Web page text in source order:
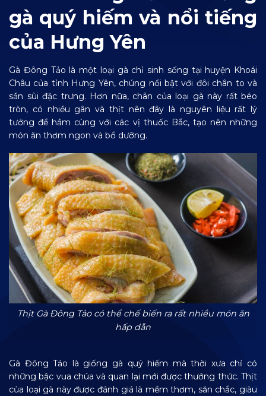
gà quý hiếm và nổi tiếng
của Hưng Yên
Gà Đông Tảo là một loại gà chỉ sinh sống tại huyện Khoái
Châu của tỉnh Hưng Yên, chúng nổi bật với đôi chân to và
sần sùi đặc trưng. Hơn nữa, chân của loại gà này rất béo
tròn, có nhiều gân và thịt nên đây là nguyên liệu rất lý
tưởng để hầm cùng với các vị thuốc Bắc, tạo nên những
món ăn thơm ngon và bổ dưỡng.
Thịt Gà Đông Tảo có thể chế biến ra rất nhiều món ăn
hấp dẫn
Gà Đông Tảo là giống gà quý hiếm mà thời xưa chỉ có
những bậc vua chúa và quan lại mới được thưởng thức. Thịt
của loại gà này được đánh giá là mềm thơm, săn chắc, giàu